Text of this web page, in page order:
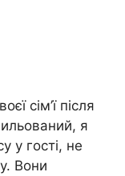
сім’ї після
я
у гості, не
Вони